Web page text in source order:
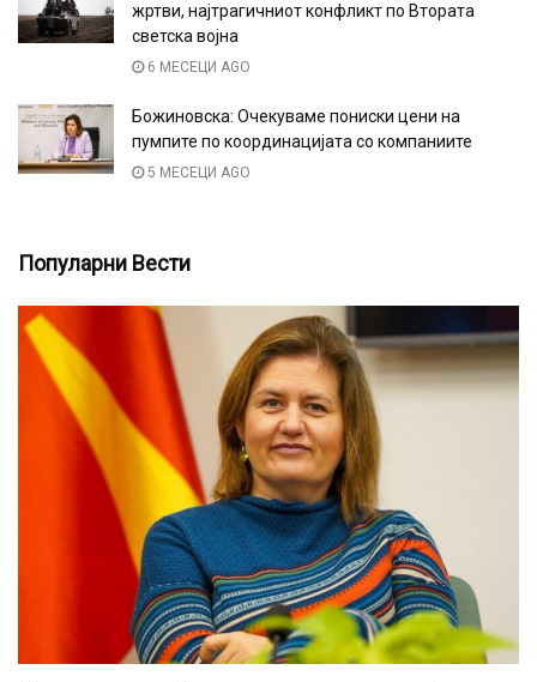
жртви, најтрагичниот конфликт по Втората
светска војна
6 МЕСЕЦИ AGO
Божиновска: Очекуваме пониски цени на
пумпите по координацијата со компаниите
5 МЕСЕЦИ AGO
Популарни Вести